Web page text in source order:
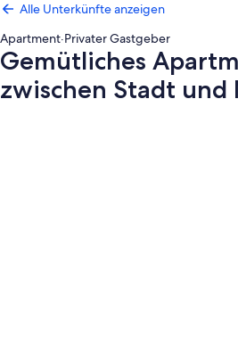
Alle Unterkünfte anzeigen
Apartment·Privater Gastgeber
Gemütliches
zwischen Stadt und